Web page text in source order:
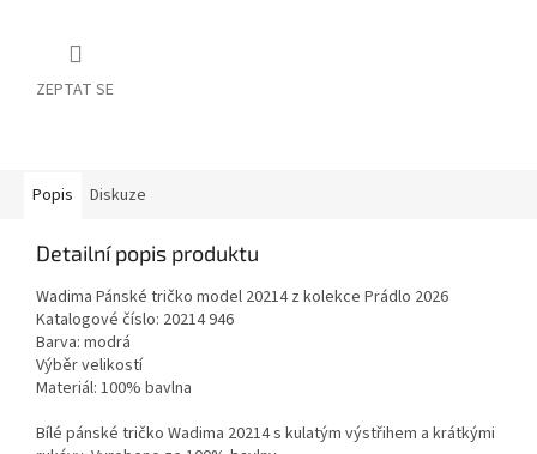
ZEPTAT SE
Popis Diskuze
Detailní popis produktu
Wadima Pánské tričko model 20214 z kolekce Prádlo 2026
Katalogové číslo: 20214 946
Barva: modrá
Výběr velikostí
Materiál: 100% bavlna
Bílé pánské tričko Wadima 20214 s kulatým výstřihem a krátkými